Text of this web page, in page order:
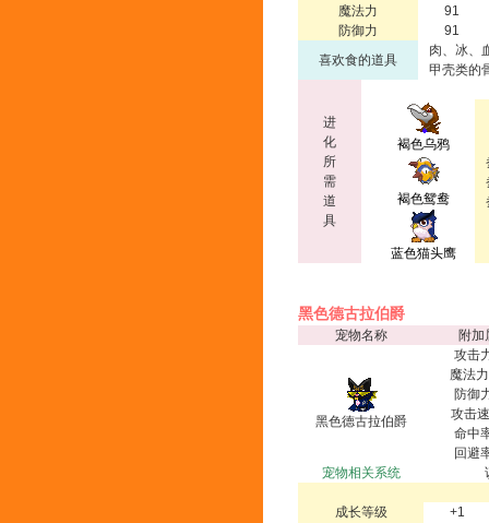
魔法力
91
防御力
91
喜欢食的道具
肉、冰、
甲壳类的
进
化
所
需
道
具
褐色乌鸦
褐色鸳鸯
蓝色猫头鹰
黑色德古拉伯爵
宠物名称 附加
黑色德古拉伯爵
攻击
魔法
防御
攻击
命中
回避
宠物相关系统
成长等级
+1